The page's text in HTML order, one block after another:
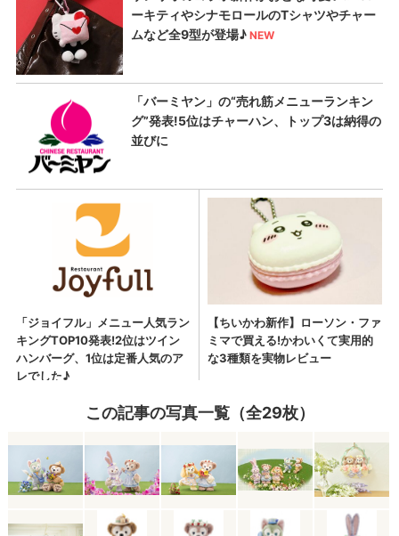
この記事の写真一覧（全29枚）